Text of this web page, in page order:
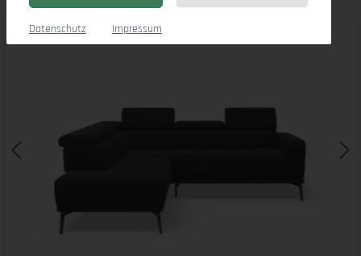
Bildergalerie überspringen
Datenschutz Impressum